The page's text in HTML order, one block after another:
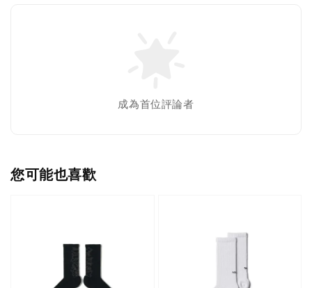
成為首位評論者
您可能也喜歡